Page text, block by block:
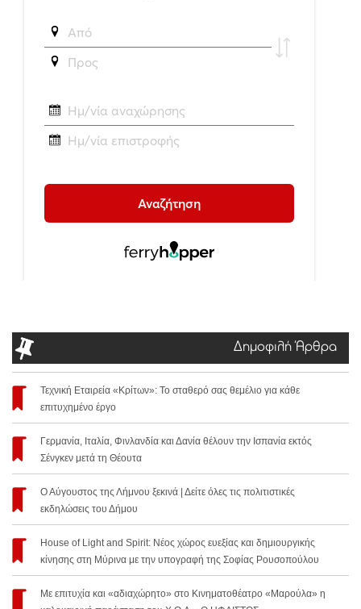
Δημοφιλή Άρθρα
Τεχνική Εταιρεία «Κρίτων»: Το σταθερό σας θεμέλιο για κάθε
επιτυχημένο έργο
Γερμανία, Ιταλία, Φινλανδία και Δανία θέλουν την Ισπανία εκτός
Σένγκεν μετά τη Θέουτα
Ο Αύγουστος της Λήμνου ξεκινά | Δείτε όλες τις πολιτιστικές
εκδηλώσεις του Δήμου
House of Light and Spirit: Νέος χώρος ευεξίας και δημιουργικής
κίνησης στη Μύρινα με την υπογραφή της Σοφίας Ρουσοπούλου
Με επιτυχία και «αδιαχώρητο» στο Κινηματοθέατρο «Μαρούλα» η